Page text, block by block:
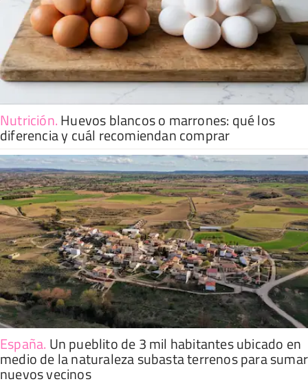
Nutrición.Huevos blancos o marrones: qué los
diferencia y cuál recomiendan comprar
España. Un pueblito de 3 mil habitantes ubicado en
medio de la naturaleza subasta terrenos para sumar
nuevos vecinos